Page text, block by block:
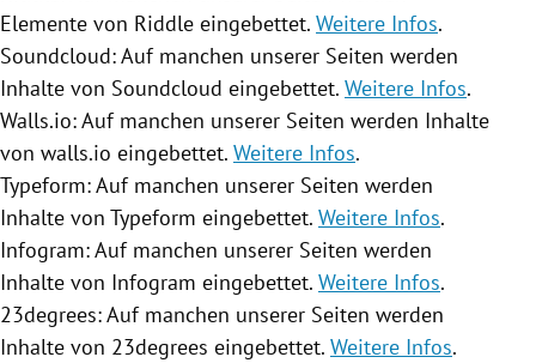
Elemente von Riddle eingebettet. Weitere Infos.
Soundcloud: Auf manchen unserer Seiten werden
Inhalte von Soundcloud eingebettet. Weitere Infos.
Walls.io: Auf manchen unserer Seiten werden Inhalte
von walls.io eingebettet. Weitere Infos.
Typeform: Auf manchen unserer Seiten werden
Inhalte von Typeform eingebettet. Weitere Infos.
Infogram: Auf manchen unserer Seiten werden
Inhalte von Infogram eingebettet. Weitere Infos.
23degrees: Auf manchen unserer Seiten werden
Inhalte von 23degrees eingebettet. Weitere Infos.